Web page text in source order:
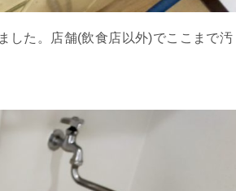
した。店舗(飲食店以外)でここまで汚